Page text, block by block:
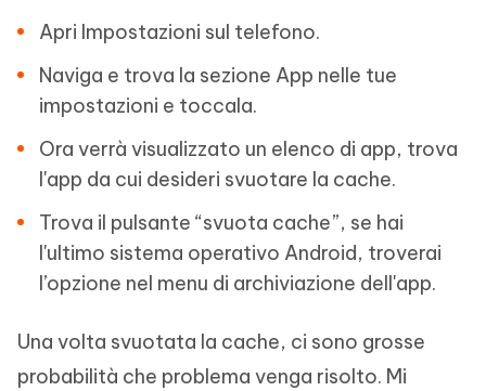
Apri Impostazioni sul telefono.
Naviga e trova la sezione App nelle tue
impostazioni e toccala.
Ora verrà visualizzato un elenco di app, trova
l'app da cui desideri svuotare la cache.
Trova il pulsante “svuota cache”, se hai
l'ultimo sistema operativo Android, troverai
l’opzione nel menu di archiviazione dell'app.
Una volta svuotata la cache, ci sono grosse
probabilità che problema venga risolto. Mi